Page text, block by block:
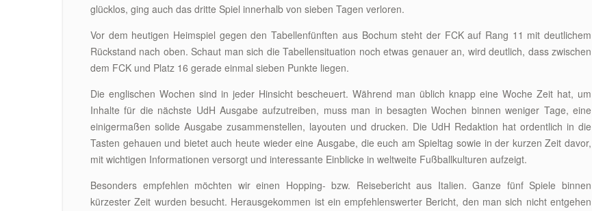
glücklos, ging auch das dritte Spiel innerhalb von sieben Tagen verloren.
Vor dem heutigen Heimspiel gegen den Tabellenfünften aus Bochum steht der FCK auf Rang 11 mit deutlichem
Rückstand nach oben. Schaut man sich die Tabellensituation noch etwas genauer an, wird deutlich, dass zwischen
dem FCK und Platz 16 gerade einmal sieben Punkte liegen.
Die englischen Wochen sind in jeder Hinsicht bescheuert. Während man üblich knapp eine Woche Zeit hat, um
Inhalte für die nächste UdH Ausgabe aufzutreiben, muss man in besagten Wochen binnen weniger Tage, eine
einigermaßen solide Ausgabe zusammenstellen, layouten und drucken. Die UdH Redaktion hat ordentlich in die
Tasten gehauen und bietet auch heute wieder eine Ausgabe, die euch am Spieltag sowie in der kurzen Zeit davor,
mit wichtigen Informationen versorgt und interessante Einblicke in weltweite Fußballkulturen aufzeigt.
Besonders empfehlen möchten wir einen Hopping- bzw. Reisebericht aus Italien. Ganze fünf Spiele binnen
kürzester Zeit wurden besucht. Herausgekommen ist ein empfehlenswerter Bericht, den man sich nicht entgehen